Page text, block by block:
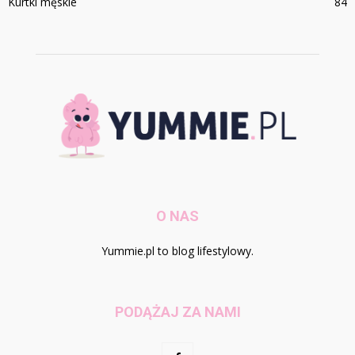
O NAS
Yummie.pl to blog lifestylowy.
PODĄŻAJ ZA NAMI